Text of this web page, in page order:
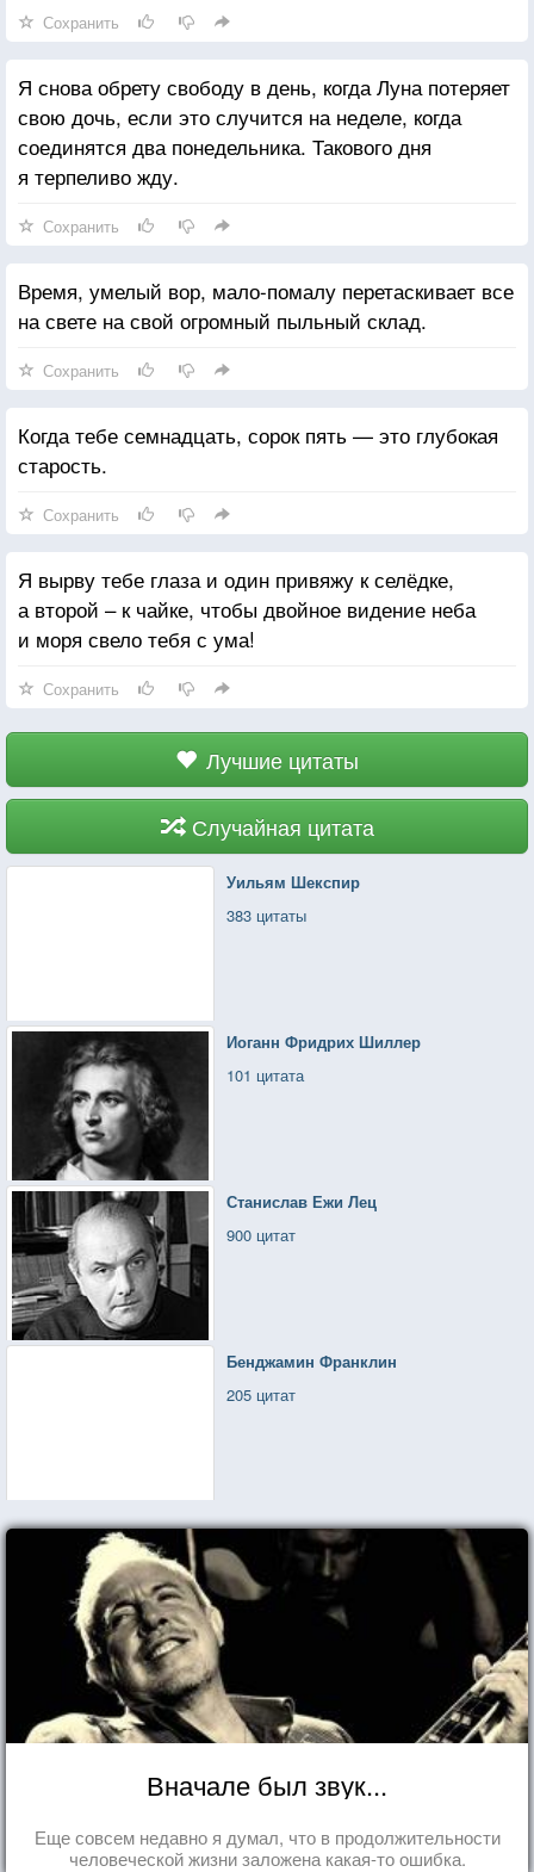
Сохранить
Я снова обрету свободу в день, когда Луна потеряет
свою дочь, если это случится на неделе, когда
соединятся два понедельника. Такового дня
я терпеливо жду.
Сохранить
Время, умелый вор, мало-помалу перетаскивает все
на свете на свой огромный пыльный склад.
Сохранить
Когда тебе семнадцать, сорок пять — это глубокая
старость.
Сохранить
Я вырву тебе глаза и один привяжу к селёдке,
а второй – к чайке, чтобы двойное видение неба
и моря свело тебя с ума!
Сохранить
Лучшие цитаты
Случайная цитата
Уильям Шекспир
383 цитаты
Иоганн Фридрих Шиллер
101 цитата
Станислав Ежи Лец
900 цитат
Бенджамин Франклин
205 цитат
Вначале был звук...
Еще совсем недавно я думал, что в продолжительности
человеческой жизни заложена какая-то ошибка.